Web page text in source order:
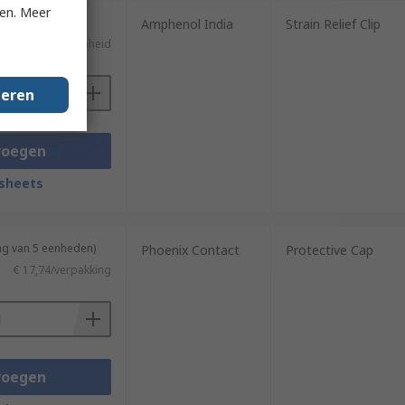
€ 4,75/eenheid
Amphenol India Strain Relief Clip
van 5 eenheden)
€ 17,74/verpakking
Phoenix Contact Protective Cap
Meer